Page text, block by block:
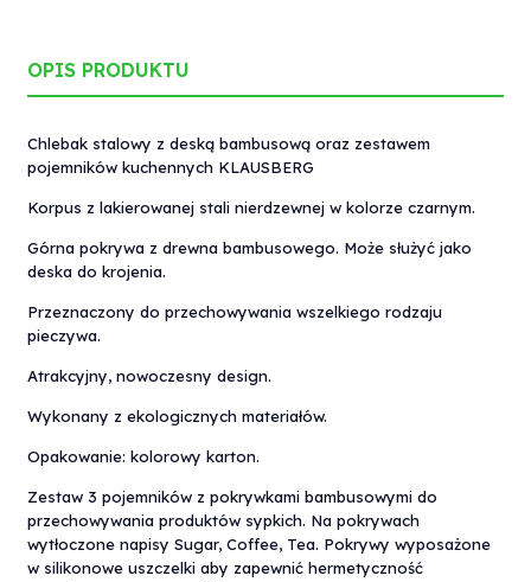
OPIS PRODUKTU
Chlebak stalowy z deską bambusową oraz zestawem
pojemników kuchennych KLAUSBERG
Korpus z lakierowanej stali nierdzewnej w kolorze czarnym.
Górna pokrywa z drewna bambusowego. Może służyć jako
deska do krojenia.
Przeznaczony do przechowywania wszelkiego rodzaju
pieczywa.
Atrakcyjny, nowoczesny design.
Wykonany z ekologicznych materiałów.
Opakowanie: kolorowy karton.
Zestaw 3 pojemników z pokrywkami bambusowymi do
przechowywania produktów sypkich. Na pokrywach
wytłoczone napisy Sugar, Coffee, Tea. Pokrywy wyposażone
w silikonowe uszczelki aby zapewnić hermetyczność